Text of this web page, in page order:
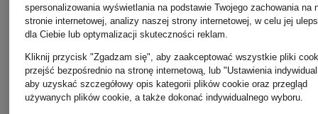
spersonalizowania wyświetlania na podstawie Twojego zachowania na
stronie internetowej, analizy naszej strony internetowej, w celu jej
dla Ciebie lub optymalizacji skuteczności reklam.
Kliknij przycisk "Zgadzam się", aby zaakceptować wszystkie pliki
przejść bezpośrednio na stronę internetową, lub "Ustawienia
aby uzyskać szczegółowy opis kategorii plików cookie oraz przegląd
używanych plików cookie, a także dokonać indywidualnego wyboru.